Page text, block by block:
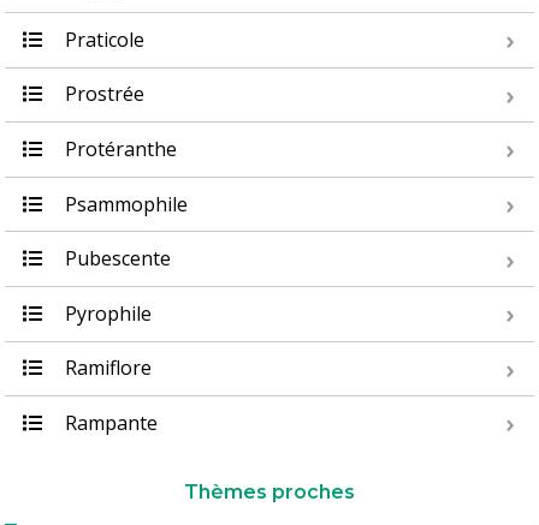
Praticole
Prostrée
Protéranthe
Psammophile
Pubescente
Pyrophile
Ramiflore
Rampante
Thèmes proches